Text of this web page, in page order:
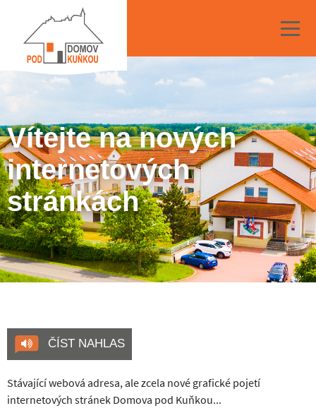
Vítejte na nových
internetových
stránkách
ČÍST NAHLAS
Stávající webová adresa, ale zcela nové grafické pojetí
internetových stránek Domova pod Kuňkou...